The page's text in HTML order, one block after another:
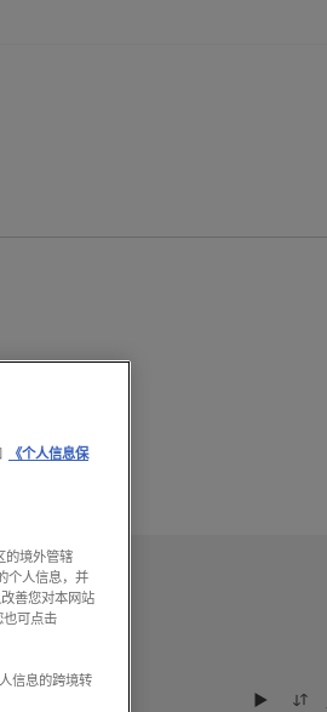
《个人信息保
的境外管辖
个人信息，并
善您对本网站
也可点击
信息的跨境转